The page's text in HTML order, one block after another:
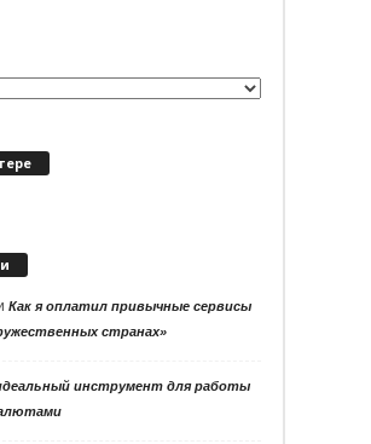
Как я оплатил привычные сервисы
странах»
инструмент для работы